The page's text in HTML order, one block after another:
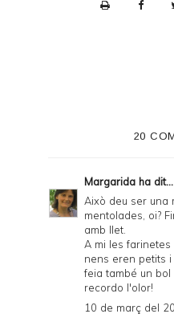
i
e
n
d
20
Margarida ha dit...
Això deu ser una
mentolades, oi?
amb llet.
A mi les farinetes
nens eren petits
feia també un bol
recordo l'olor!
10 de març del